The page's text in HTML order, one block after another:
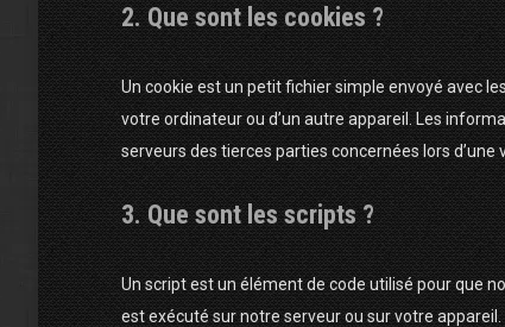
2. Que sont les cookies ?
Un cookie est un petit fichier simple envoyé avec
votre ordinateur ou d’un autre appareil. Les
serveurs des tierces parties concernées lors d’une
3. Que sont les scripts ?
Un script est un élément de code utilisé pour que
est exécuté sur notre serveur ou sur votre appareil.